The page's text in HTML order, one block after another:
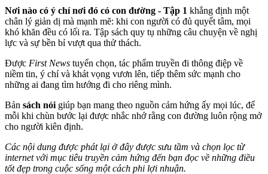
Nơi nào có ý chí nơi đó có con đường - Tập 1 khẳng định một
chân lý giản dị mà mạnh mẽ: khi con người có đủ quyết tâm, mọi
khó khăn đều có lối ra. Tập sách quy tụ những câu chuyện về nghị
lực và sự bền bỉ vượt qua thử thách.
Được First News tuyển chọn, tác phẩm truyền đi thông điệp về
niềm tin, ý chí và khát vọng vươn lên, tiếp thêm sức mạnh cho
những ai đang tìm hướng đi cho riêng mình.
Bản sách nói giúp bạn mang theo nguồn cảm hứng ấy mọi lúc, để
mỗi khi chùn bước lại được nhắc nhớ rằng con đường luôn rộng mở
cho người kiên định.
Các nội dung được phát lại ở đây được sưu tầm và chọn lọc từ
internet với mục tiêu truyền cảm hứng đến bạn đọc về những điều
tốt đẹp trong cuộc sống một cách phi lợi nhuận.